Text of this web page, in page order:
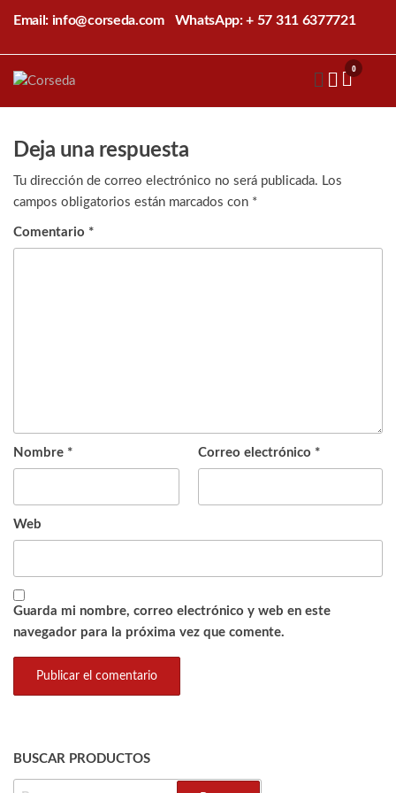
contenido
Email: info@corseda.com WhatsApp: + 57 311 6377721
sericultura
0
Deja una respuesta
Tu dirección de correo electrónico no será publicada. Los
campos obligatorios están marcados con *
Comentario *
Nombre * Correo electrónico *
Web
Guarda mi nombre, correo electrónico y web en este
navegador para la próxima vez que comente.
BUSCAR PRODUCTOS
BUSCAR: